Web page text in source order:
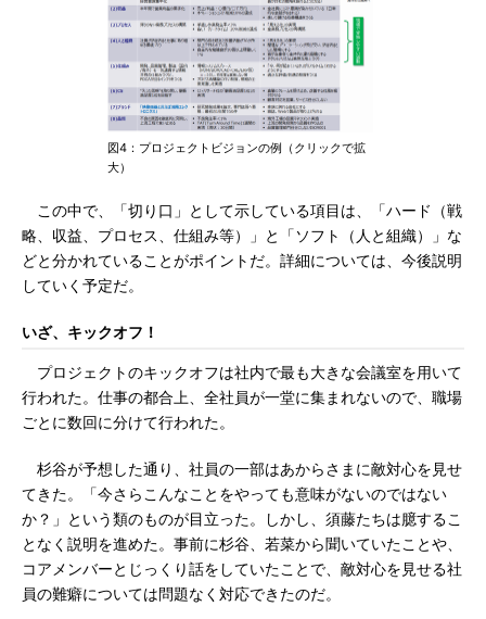
図4：プロジェクトビジョンの例（クリックで拡
大）
この中で、「切り口」として示している項目は、「ハード（戦
略、収益、プロセス、仕組み等）」と「ソフト（人と組織）」な
どと分かれていることがポイントだ。詳細については、今後説明
していく予定だ。
いざ、キックオフ！
プロジェクトのキックオフは社内で最も大きな会議室を用いて
行われた。仕事の都合上、全社員が一堂に集まれないので、職場
ごとに数回に分けて行われた。
杉谷が予想した通り、社員の一部はあからさまに敵対心を見せ
てきた。「今さらこんなことをやっても意味がないのではない
か？」という類のものが目立った。しかし、須藤たちは臆するこ
となく説明を進めた。事前に杉谷、若菜から聞いていたことや、
コアメンバーとじっくり話をしていたことで、敵対心を見せる社
員の難癖については問題なく対応できたのだ。